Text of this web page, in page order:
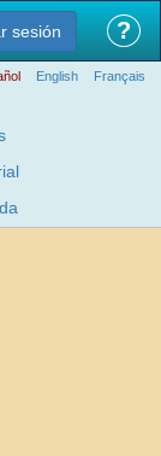
sesión ?
English Français